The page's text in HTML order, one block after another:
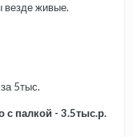
везде живые.
5тыс.
с палкой - 3.5тыс.р.